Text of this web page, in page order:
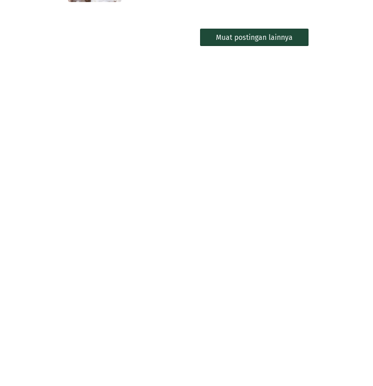
Muat postingan lainnya